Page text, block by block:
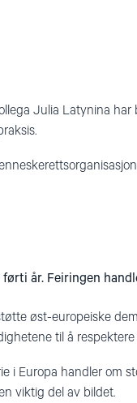
Julia Latynina
år. Feiringen
øst-europeiske
til å
i Europa handler om
viktig del av bildet.